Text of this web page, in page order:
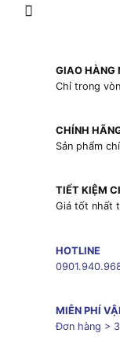
GIAO HÀNG
Chỉ trong
CHÍNH
Sản phẩm
TIẾT KIỆM
Giá tốt nhất
HOTLINE
MIỄN PHÍ
Đơn hàng >